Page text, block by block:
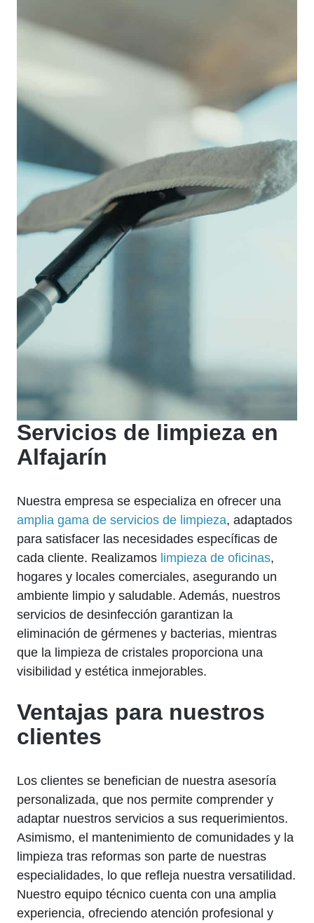
Servicios de limpieza en
Alfajarín
Nuestra empresa se especializa en ofrecer una
amplia gama de servicios de limpieza, adaptados
para satisfacer las necesidades específicas de
cada cliente. Realizamos limpieza de oficinas,
hogares y locales comerciales, asegurando un
ambiente limpio y saludable. Además, nuestros
servicios de desinfección garantizan la
eliminación de gérmenes y bacterias, mientras
que la limpieza de cristales proporciona una
visibilidad y estética inmejorables.
Ventajas para nuestros
clientes
Los clientes se benefician de nuestra asesoría
personalizada, que nos permite comprender y
adaptar nuestros servicios a sus requerimientos.
Asimismo, el mantenimiento de comunidades y la
limpieza tras reformas son parte de nuestras
especialidades, lo que refleja nuestra versatilidad.
Nuestro equipo técnico cuenta con una amplia
experiencia, ofreciendo atención profesional y